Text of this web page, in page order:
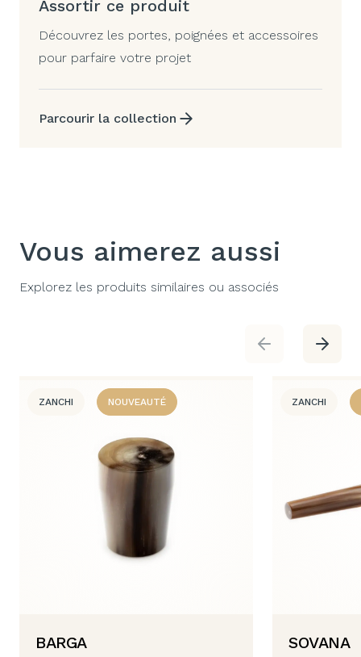
Assortir ce produit
Découvrez les portes, poignées et accessoires
pour parfaire votre projet
Parcourir la collection
Vous aimerez aussi
Explorez les produits similaires ou associés
ZANCHI NOUVEAUTÉ
BARGA
ZANCHI
SOVANA